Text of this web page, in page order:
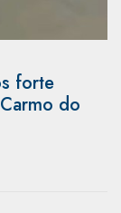
forte
do